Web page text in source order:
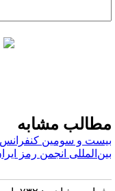
مشابه
و سومین کنفرانس
انجمن رمز ایران